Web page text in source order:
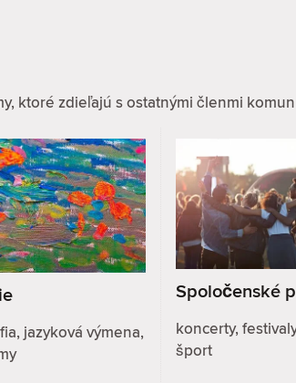
ktoré zdieľajú s ostatnými členmi
jazyková výmena,
Spoločenské
koncerty,
šport